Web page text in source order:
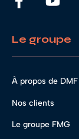
Le groupe
À propos de DMF
Nos clients
Le groupe FMG